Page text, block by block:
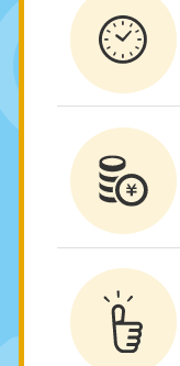
9:00〜19:00 年
050-1881-
栃木県
050-1881-
9:00〜19:00 年
群馬県
050-1881-
9:00〜19:00 年